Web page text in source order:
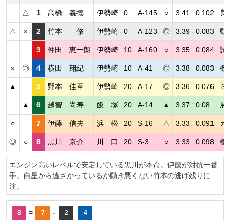
△ 1 高橋 義徳 伊勢崎 0 A-145 ○ 3.41 0.102 良
△ × 2 竹本 修 伊勢崎 0 A-123 ◎ 3.39 0.083 動
3 仲田 恵一朗 伊勢崎 10 A-160 ○ 3.35 0.084 試
× ◎ 4 横田 翔紀 伊勢崎 10 A-41 ◎ 3.38 0.083 機
▲ 5 野本 佳章 伊勢崎 20 A-17 ◎ 3.36 0.076 Ｓ
▲ 6 越智 尚寿 飯 塚 20 A-14 ▲ 3.37 0.08 展
○ 7 伊藤 信夫 浜 松 20 S-16 △ 3.33 0.091 ガ
◎ ○ 8 黒川 京介 川 口 20 S-3 ○ 3.33 0.098 機
エンジン高いレベルで安定している黒川が本命。伊藤が対抗一番
手。白星から遠ざかっているが動き悪くない竹本の逃げ残りに
注。
8 = 7 - 2 4